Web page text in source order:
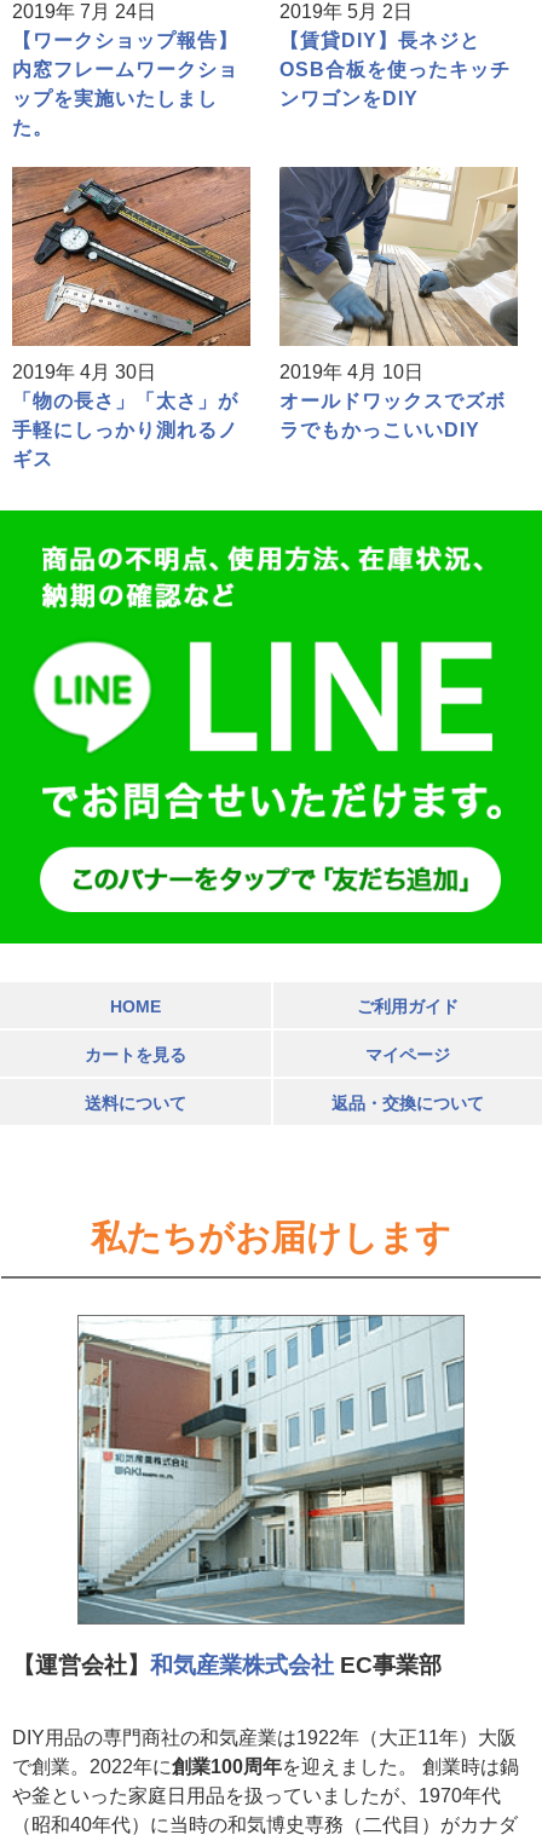
2019年 7月 24日
【ワークショップ報告】
内窓フレームワークショ
ップを実施いたしまし
た。
2019年 5月 2日
【賃貸DIY】長ネジと
OSB合板を使ったキッチ
ンワゴンをDIY
2019年 4月 30日
「物の長さ」「太さ」が
手軽にしっかり測れるノ
ギス
2019年 4月 10日
オールドワックスでズボ
ラでもかっこいいDIY
HOME ご利用ガイド
カートを見る マイページ
送料について 返品・交換について
私たちがお届けします
【運営会社】 和気産業株式会社 EC事業部
DIY用品の専門商社の和気産業は1922年（大正11年）大阪
で創業。2022年に創業100周年を迎えました。 創業時は鍋
や釜といった家庭日用品を扱っていましたが、1970年代
（昭和40年代）に当時の和気博史専務（二代目）がカナダ